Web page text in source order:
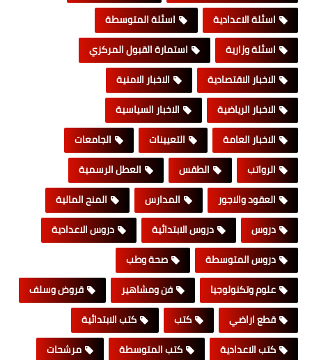
اسئلة الاعدادية
اسئلة المتوسطة
اسئلة وزارية
استمارة القبول المركزي
الاخبار الاقتصادية
الاخبار الامنية
الاخبار الرياضية
الاخبار السياسية
الاخبار العامة
التعيينات
الجامعات
الرواتب
الطقس
العطل الرسمية
العقود والاجور
المدارس
المنح المالية
دروس
دروس الابتدائية
دروس الاعدادية
دروس المتوسطة
صحة وطب
علوم وتكنولوجيا
فن ومشاهير
قروض وسلف
قطع اراضي
كتب
كتب الابتدائية
كتب الاعدادية
كتب المتوسطة
مرشحات